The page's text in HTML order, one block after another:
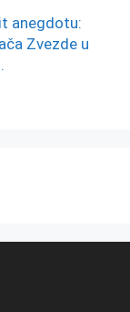
anegdotu:
Zvezde u